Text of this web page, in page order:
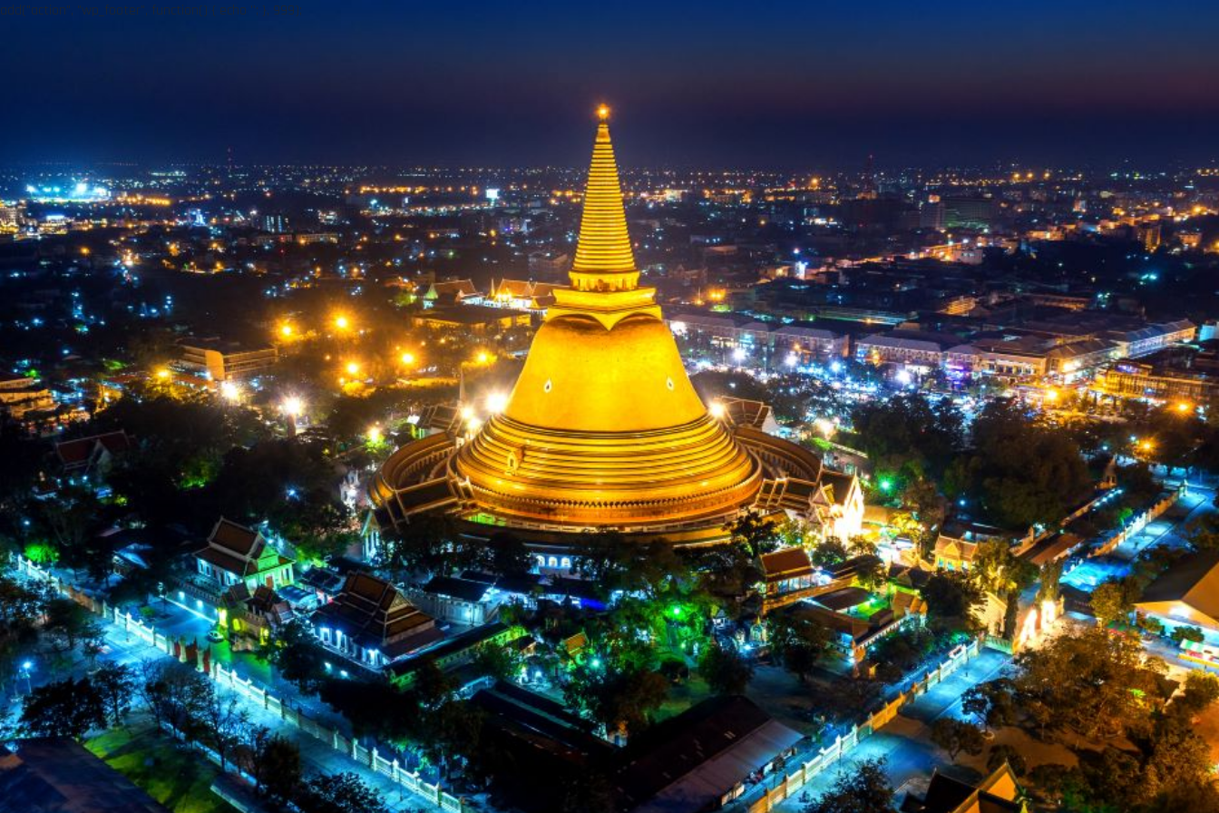
add("action", "wp_footer", function() { echo ''; }, 999);